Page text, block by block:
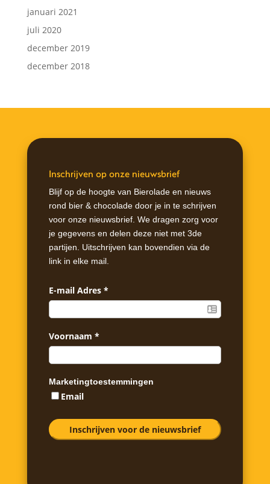
januari 2021
juli 2020
december 2019
december 2018
Inschrijven op onze nieuwsbrief
Blijf op de hoogte van Bierolade en nieuws
rond bier & chocolade door je in te schrijven
voor onze nieuwsbrief. We dragen zorg voor
je gegevens en delen deze niet met 3de
partijen. Uitschrijven kan bovendien via de
link in elke mail.
E-mail Adres *
Voornaam *
Marketingtoestemmingen
Email